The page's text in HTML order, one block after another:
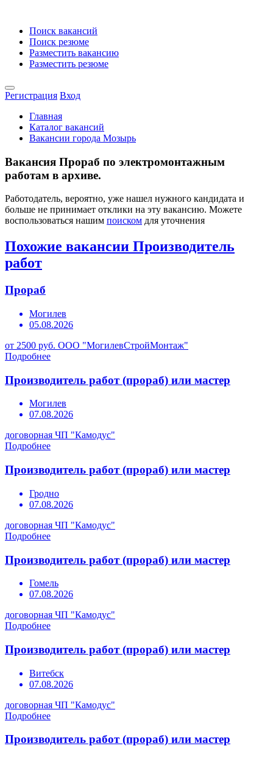
Поиск вакансий
Поиск резюме
Разместить вакансию
Разместить резюме
Регистрация Вход
Главная
Каталог вакансий
Вакансии города Мозырь
Вакансия Прораб по электромонтажным
работам в архиве.
Работодатель, вероятно, уже нашел нужного кандидата и
больше не принимает отклики на эту вакансию. Можете
воспользоваться нашим поиском для уточнения
Похожие вакансии Производитель
работ
Прораб
Могилев
05.08.2026
от 2500 руб. ООО "МогилевСтройМонтаж"
Подробнее
Производитель работ (прораб) или мастер
Могилев
07.08.2026
договорная ЧП "Камодус"
Подробнее
Производитель работ (прораб) или мастер
Гродно
07.08.2026
договорная ЧП "Камодус"
Подробнее
Производитель работ (прораб) или мастер
Гомель
07.08.2026
договорная ЧП "Камодус"
Подробнее
Производитель работ (прораб) или мастер
Витебск
07.08.2026
договорная ЧП "Камодус"
Подробнее
Производитель работ (прораб) или мастер